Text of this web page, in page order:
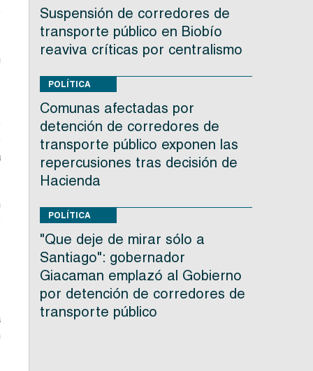
Suspensión de corredores de
transporte público en Biobío
reaviva críticas por centralismo
POLÍTICA
Comunas afectadas por
detención de corredores de
transporte público exponen las
repercusiones tras decisión de
Hacienda
POLÍTICA
"Que deje de mirar sólo a
Santiago": gobernador
Giacaman emplazó al Gobierno
por detención de corredores de
transporte público